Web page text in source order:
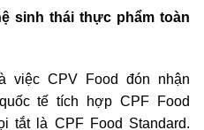
sinh thái thực phẩm toàn
việc CPV Food đón nhận
tế tích hợp CPF Food
tắt là CPF Food Standard.